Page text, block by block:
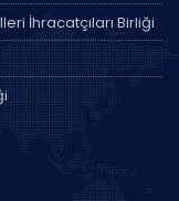
devamı..
devamı..
İhracatçıları Birliği